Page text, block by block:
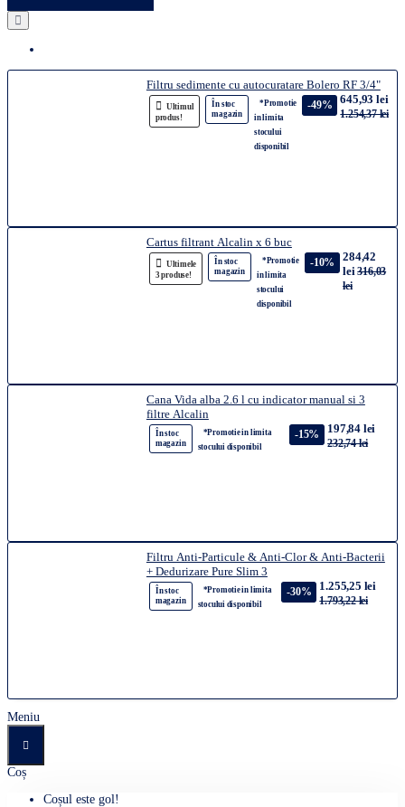
Filtru sedimente cu autocuratare Bolero RF 3/4"
Ultimul
produs!
În stoc
magazin
*Promotie
in limita
stocului
disponibil
-49% 645,93 lei
1.254,37 lei
Cartus filtrant Alcalin x 6 buc
Ultimele
3 produse!
În stoc
magazin
*Promotie
in limita
stocului
disponibil
-10%
284,42
lei 316,03
lei
Cana Vida alba 2.6 l cu indicator manual si 3
filtre Alcalin
În stoc
magazin
*Promotie in limita
stocului disponibil
-15% 197,84 lei
232,74 lei
Filtru Anti-Particule & Anti-Clor & Anti-Bacterii
+ Dedurizare Pure Slim 3
În stoc
magazin
*Promotie in limita
stocului disponibil
-30% 1.255,25 lei
1.793,22 lei
Meniu
Coș
Coșul este gol!